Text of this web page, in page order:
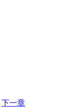
下一章